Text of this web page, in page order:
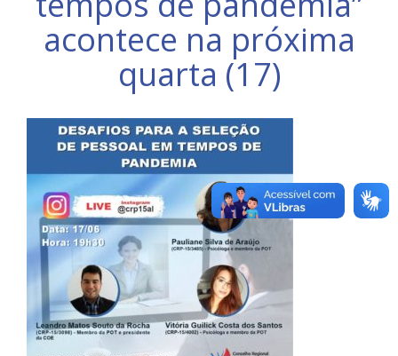
acontece na próxima
quarta (17)